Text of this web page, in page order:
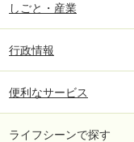
しごと・産業
行政情報
便利なサービス
ライフシーンで探す